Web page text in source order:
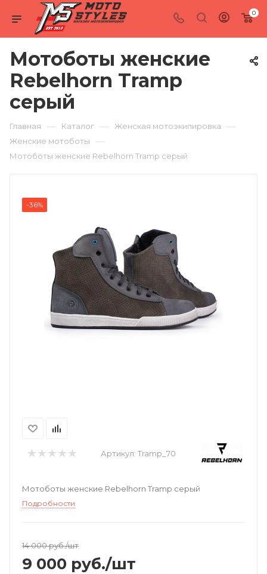
0
Мотоботы женские
Rebelhorn Tramp
серый
Главная — Каталог — Женская мотоэкипировка —
Женские мотоботы —
Мотоботы женские Rebelhorn Tramp серый
-36%
Артикул: Tramp_70
Мотоботы женские Rebelhorn Tramp серый
Подробности
14 000руб./шт
9 000 руб./шт